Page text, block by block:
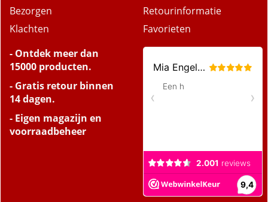
Bezorgen
Klachten
Retourinformatie
Favorieten
- Ontdek meer dan
15000 producten.
- Gratis retour binnen
14 dagen.
- Eigen magazijn en
voorraadbeheer